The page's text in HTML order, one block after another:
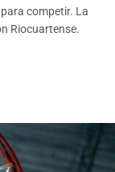
competir. La
Riocuartense.